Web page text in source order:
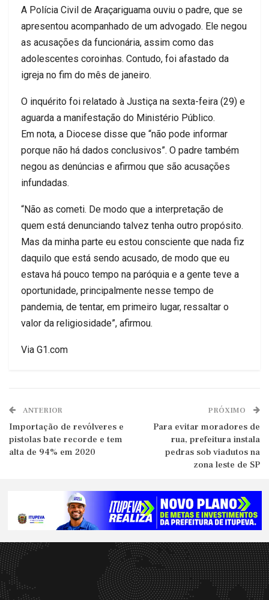
A Polícia Civil de Araçariguama ouviu o padre, que se
apresentou acompanhado de um advogado. Ele negou
as acusações da funcionária, assim como das
adolescentes coroinhas. Contudo, foi afastado da
igreja no fim do mês de janeiro.
O inquérito foi relatado à Justiça na sexta-feira (29) e
aguarda a manifestação do Ministério Público.
Em nota, a Diocese disse que “não pode informar
porque não há dados conclusivos”. O padre também
negou as denúncias e afirmou que são acusações
infundadas.
“Não as cometi. De modo que a interpretação de
quem está denunciando talvez tenha outro propósito.
Mas da minha parte eu estou consciente que nada fiz
daquilo que está sendo acusado, de modo que eu
estava há pouco tempo na paróquia e a gente teve a
oportunidade, principalmente nesse tempo de
pandemia, de tentar, em primeiro lugar, ressaltar o
valor da religiosidade”, afirmou.
Via G1.com
ANTERIOR
Importação de revólveres e
pistolas bate recorde e tem
alta de 94% em 2020
PRÓXIMO
Para evitar moradores de
rua, prefeitura instala
pedras sob viadutos na
zona leste de SP